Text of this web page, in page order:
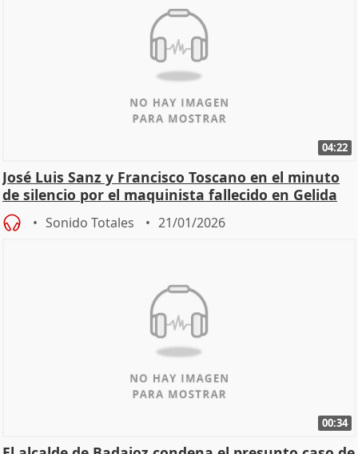
04:22
José Luis Sanz y Francisco Toscano en el minuto
de silencio por el maquinista fallecido en Gelida
Sonido Totales 21/01/2026
00:34